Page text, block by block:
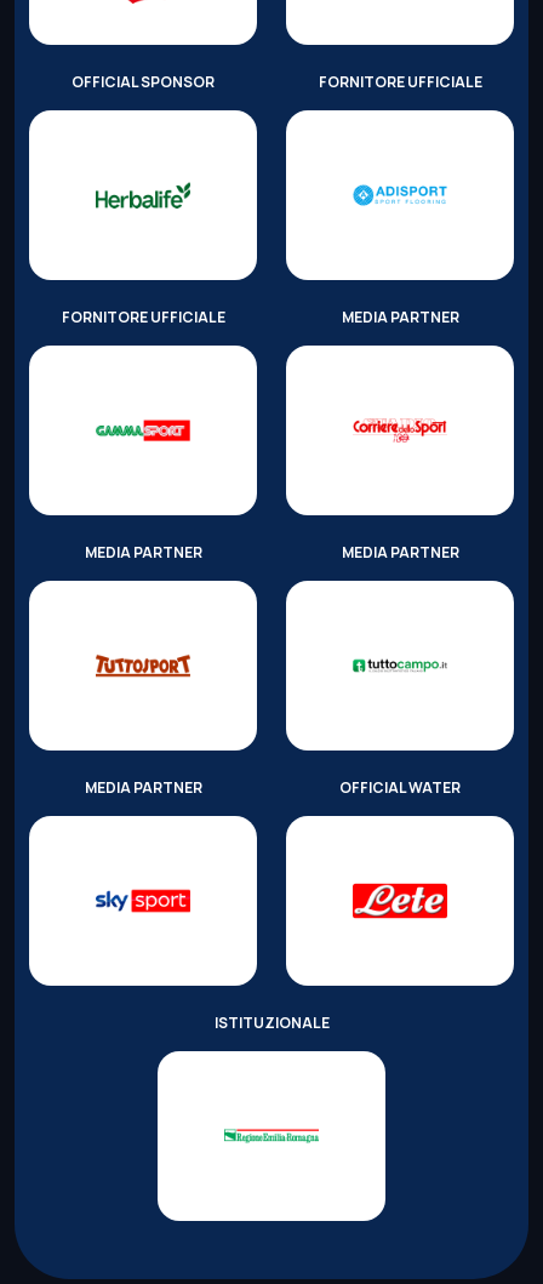
OFFICIAL SPONSOR FORNITORE UFFICIALE
FORNITORE UFFICIALE MEDIA PARTNER
MEDIA PARTNER MEDIA PARTNER
MEDIA PARTNER OFFICIAL WATER
ISTITUZIONALE